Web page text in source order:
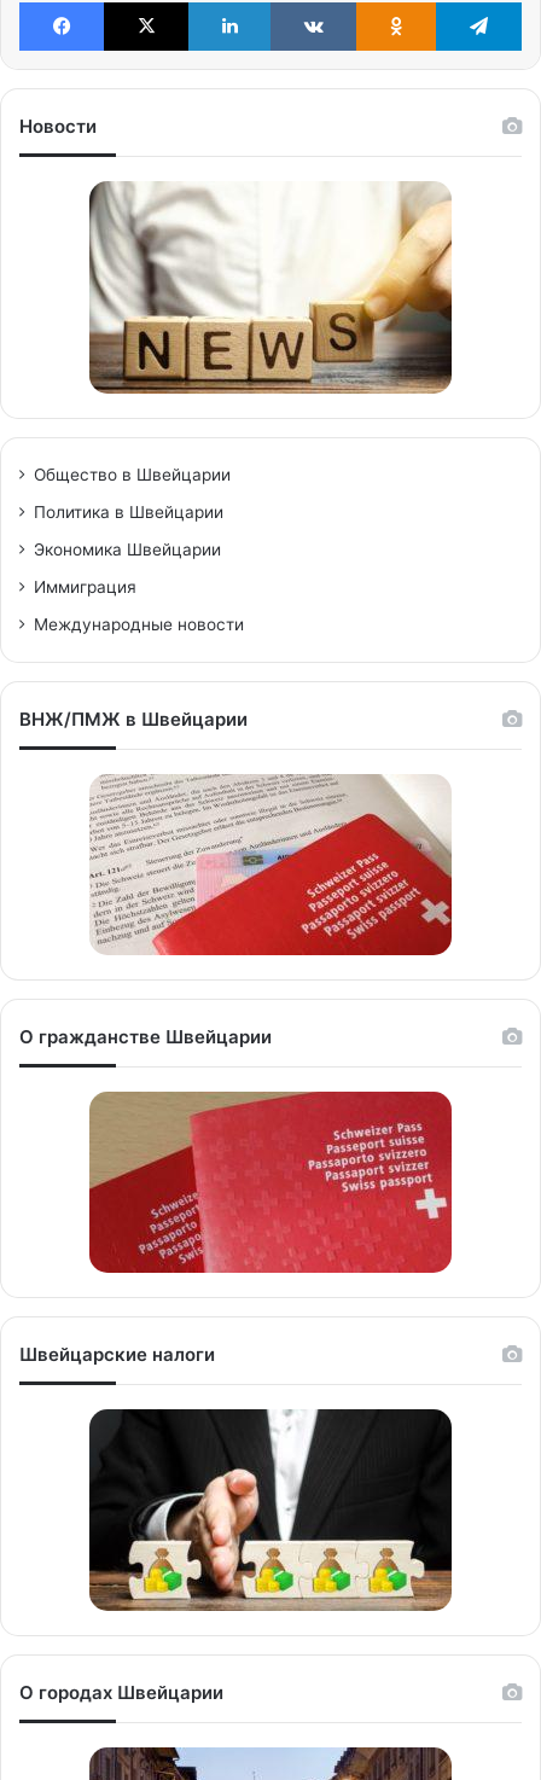
Новости
Общество в Швейцарии
Политика в Швейцарии
Экономика Швейцарии
Иммиграция
Международные новости
ВНЖ/ПМЖ в Швейцарии
О гражданстве Швейцарии
Швейцарские налоги
О городах Швейцарии